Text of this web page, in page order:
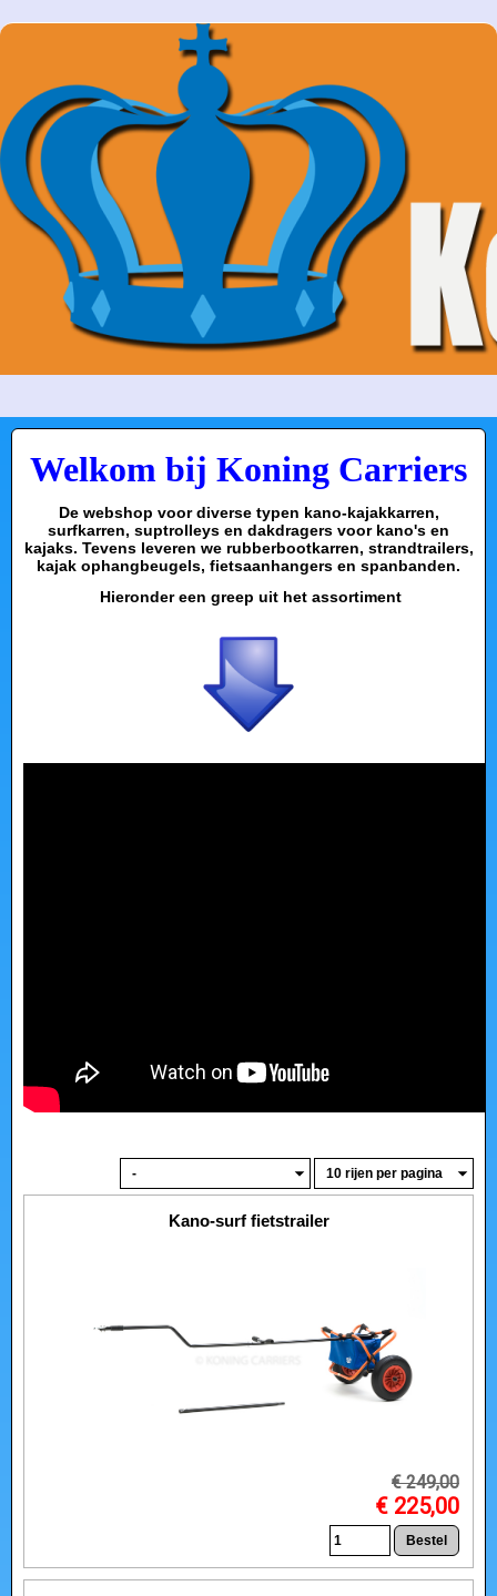
Welkom bij Koning Carriers
De webshop voor diverse typen kano-kajakkarren,
surfkarren, suptrolleys en dakdragers voor kano's en
kajaks. Tevens leveren we rubberbootkarren, strandtrailers,
kajak ophangbeugels, fietsaanhangers en spanbanden.
Hieronder een greep uit het assortiment
Kano-surf fietstrailer
€ 249,00
€ 225,00